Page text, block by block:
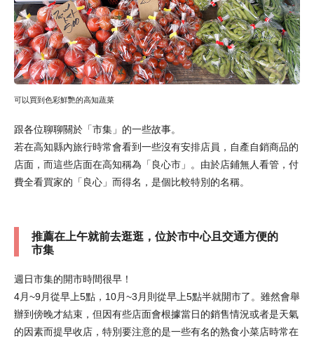
可以買到色彩鮮艷的高知蔬菜
跟各位聊聊關於「市集」的一些故事。
若在高知縣內旅行時常會看到一些沒有安排店員，自產自銷商品的
店面，而這些店面在高知稱為「良心市」。由於店鋪無人看管，付
費全看買家的「良心」而得名，是個比較特別的名稱。
推薦在上午就前去逛逛，位於市中心且交通方便的
市集
週日市集的開市時間很早！
4月~9月從早上5點，10月~3月則從早上5點半就開市了。雖然會舉
辦到傍晚才結束，但因有些店面會根據當日的銷售情況或者是天氣
的因素而提早收店，特別要注意的是一些有名的熟食小菜店時常在